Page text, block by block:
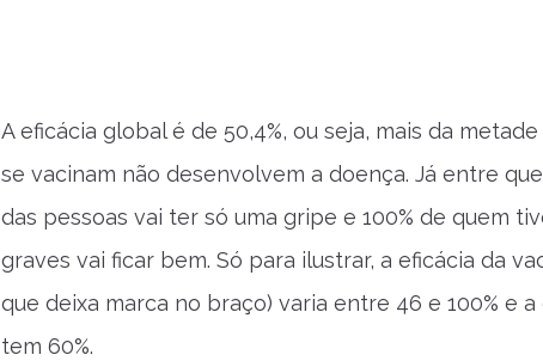
A eficácia global é de 50,4%, ou seja, mais da
se vacinam não desenvolvem a doença. Já entre
das pessoas vai ter só uma gripe e 100% de quem
graves vai ficar bem. Só para ilustrar, a eficácia da
que deixa marca no braço) varia entre 46 e 100% e
tem 60%.